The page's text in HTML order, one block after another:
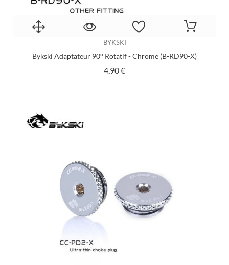
BYKSKI
Bykski Adaptateur 90° Rotatif - Chrome (B-RD90-X)
4,90 €Prix